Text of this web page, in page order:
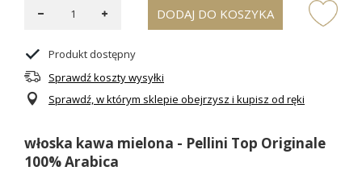
DODAJ DO KOSZYKA
Produkt dostępny
Sprawdź koszty wysyłki
Sprawdź, w którym sklepie obejrzysz i kupisz od ręki
włoska kawa mielona - Pellini Top Originale
100% Arabica